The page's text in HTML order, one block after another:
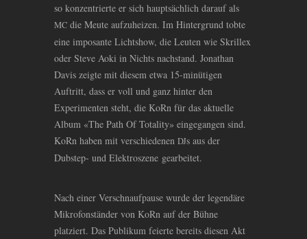
so konzentrierte er sich hauptsächlich darauf als
MC die Meute aufzuheizen. Im Hintergrund tobte
eine imposante Lichtshow, die Leuten wie Skrillex
oder Steve Aoki in Nichts nachstand. Jonathan
Davis zeigte mit diesem etwa 15-minütigen
Auftritt, dass er voll und ganz hinter den
Experimenten steht, die KoRn für das aktuelle
Album «The Path Of Totality» eingegangen sind.
KoRn haben mit verschiedenen DJs aus der
Dubstep- und Elektroszene gearbeitet.
Nach einer Verschnaufpause wurde der legendäre
Mikrofonständer von KoRn auf der Bühne
platziert. Das Publikum feierte bereits diesen Akt